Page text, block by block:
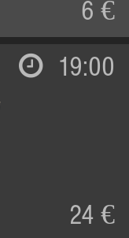
6 €
19:00
24 €